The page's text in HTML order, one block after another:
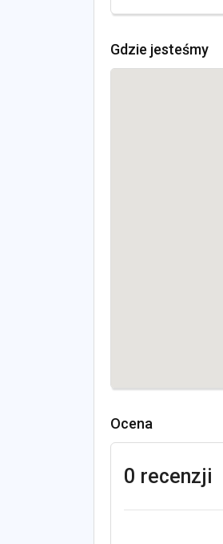
Gdzie jesteśmy
Ocena
0 recenzji